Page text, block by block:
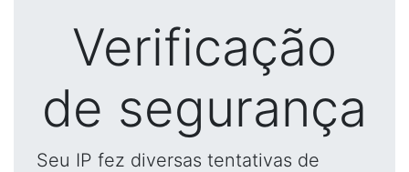
Verificação
de segurança
Seu IP fez diversas tentativas de